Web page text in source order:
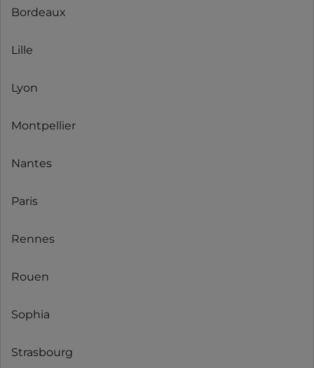
Bordeaux
Lille
Lyon
Montpellier
Nantes
Paris
Rennes
Rouen
Sophia
Strasbourg